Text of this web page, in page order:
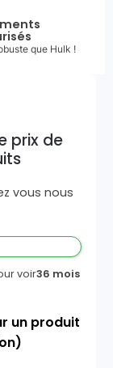
que Hulk !
prix de
vous nous
voir36 mois
un produit